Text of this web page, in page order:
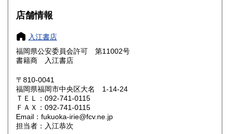
大阪府
奈良県
鳥取県 200円 島根県
岡山県
山口県 200円
香川県 200円
店舗情報
入江書店
福岡県公安委員会許可 第11002号
書籍商 入江書店
〒810-0041
福岡県福岡市中央区大名 1-14-24
ＴＥＬ：092-741-0115
ＦＡＸ：092-741-0115
Email：fukuoka-irie@fcv.ne.jp
担当者：入江恭次